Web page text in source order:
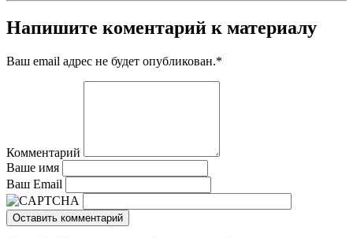
Напишите коментарий к материалу
Ваш email адрес не будет опубликован.*
Комментарий
Ваше имя
Ваш Email
Оставить комментарий